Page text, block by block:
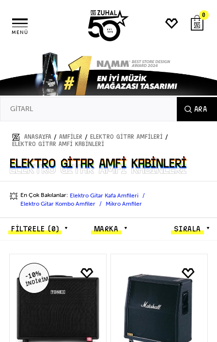
MENÜ
0
ARA
ANASAYFA / AMFİLER / Elektro Gitar Amfileri /
Elektro Gitar Amfi Kabinleri
Elektro Gitar Amfi Kabinleri
Elektro Gitar Amfi Kabinleri
💥 En Çok Bakılanlar: Elektro Gitar Kafa Amfileri
Elektro Gitar Kombo Amfiler
Mikro Amfiler
FİLTRELE(0) MARKA SIRALA
-10%
İNDİRİM